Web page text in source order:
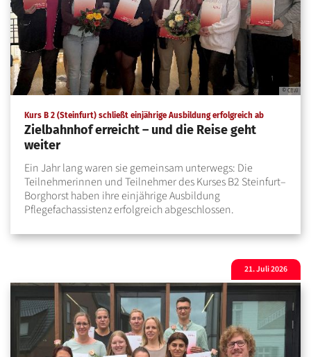
© CBW
Kurs B 2 (Steinfurt) schließt einjährige Ausbildung erfolgreich ab:
Zielbahnhof erreicht – und die Reise geht
weiter
Ein Jahr lang waren sie gemeinsam unterwegs: Die
Teilnehmerinnen und Teilnehmer des Kurses B2 Steinfurt–
Borghorst haben ihre einjährige Ausbildung
Pflegefachassistenz erfolgreich abgeschlossen.
21. Juli 2026